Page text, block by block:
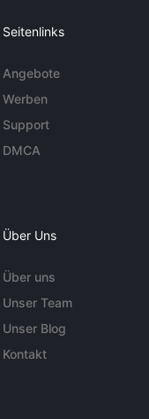
Seitenlinks
Angebote
Werben
Support
DMCA
Über Uns
Über uns
Unser Team
Unser Blog
Kontakt